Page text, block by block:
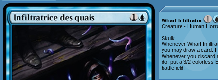
Wharf Infiltrator
Creature - Human
Skulk
Whenever Wharf
you may draw a card.
Whenever you discard
do, put a 3/2 colorless
battlefield.